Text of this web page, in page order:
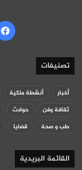
تصنيفات
أخبار أنشطة ملكية
ثقافة وفن
حوادث
طب و صحة
قضايا
القائمة البريدية